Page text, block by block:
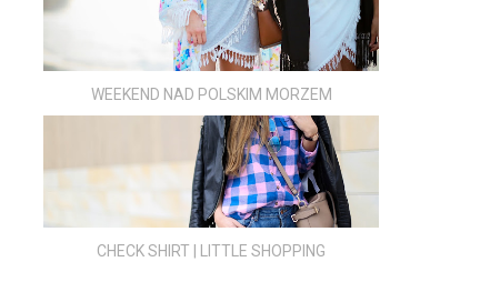
WEEKEND NAD POLSKIM MORZEM
CHECK SHIRT | LITTLE SHOPPING